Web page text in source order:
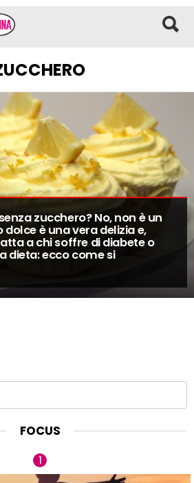
zucchero? No, non è un
è una vera delizia e,
a chi soffre di diabete o
dieta: ecco come si
FOCUS